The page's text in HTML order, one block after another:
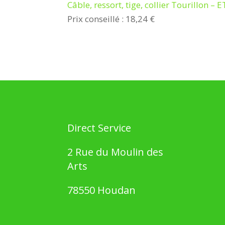
Câble, ressort, tige, collier Tourillon –
Prix conseillé : 18,24 €
Direct Service
2 Rue du Moulin des
Arts
78550 Houdan